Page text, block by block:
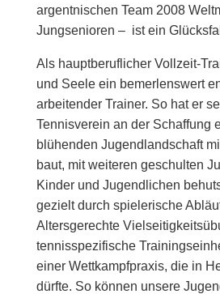
argentnischen Team 2008
Jungsenioren – ist ein
Als hauptberuflicher Vollzeit-
und Seele ein bemerlenswert
arbeitender Trainer. So hat er
Tennisverein an der Schaffung
blühenden Jugendlandschaft
baut, mit weiteren geschulten
Kinder und Jugendlichen
gezielt durch spiele­rische
Altersgerechte
tennisspezifi­sche
einer Wettkampfpraxis, die in
dürfte. So können unsere